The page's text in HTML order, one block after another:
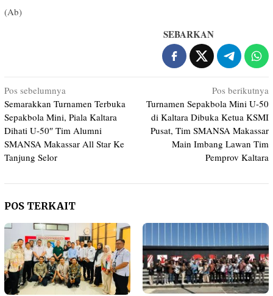
(Ab)
SEBARKAN
Navigasi
pos
Pos sebelumnya
Semarakkan Turnamen Terbuka
Sepakbola Mini, Piala Kaltara
Dihati U-50″ Tim Alumni
SMANSA Makassar All Star Ke
Tanjung Selor
Pos berikutnya
Turnamen Sepakbola Mini U-50
di Kaltara Dibuka Ketua KSMI
Pusat, Tim SMANSA Makassar
Main Imbang Lawan Tim
Pemprov Kaltara
POS TERKAIT